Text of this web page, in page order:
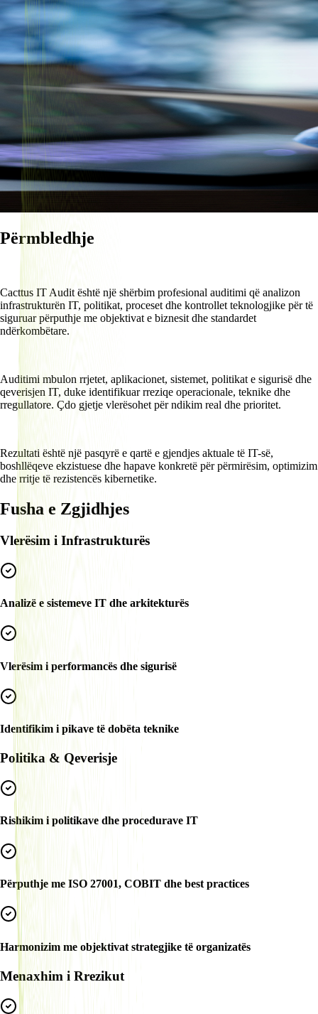
Përmbledhje
Cacttus IT Audit është një shërbim profesional auditimi që analizon
infrastrukturën IT, politikat, proceset dhe kontrollet teknologjike për të
siguruar përputhje me objektivat e biznesit dhe standardet
ndërkombëtare.
Auditimi mbulon rrjetet, aplikacionet, sistemet, politikat e sigurisë dhe
qeverisjen IT, duke identifikuar rreziqe operacionale, teknike dhe
rregullatore. Çdo gjetje vlerësohet për ndikim real dhe prioritet.
Rezultati është një pasqyrë e qartë e gjendjes aktuale të IT-së,
boshllëqeve ekzistuese dhe hapave konkretë për përmirësim, optimizim
dhe rritje të rezistencës kibernetike.
Fusha e Zgjidhjes
Vlerësim i Infrastrukturës
Analizë e sistemeve IT dhe arkitekturës
Vlerësim i performancës dhe sigurisë
Identifikim i pikave të dobëta teknike
Politika & Qeverisje
Rishikim i politikave dhe procedurave IT
Përputhje me ISO 27001, COBIT dhe best practices
Harmonizim me objektivat strategjike të organizatës
Menaxhim i Rrezikut